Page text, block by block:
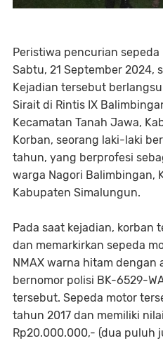
Peristiwa pencurian
Sabtu, 21 September 2024,
Kejadian tersebut
Sirait di Rintis IX
Kecamatan Tanah Jawa,
Korban, seorang laki-laki
tahun, yang berprofesi
warga Nagori Balimbingan,
Kabupaten Simalungun.
Pada saat kejadian, korban
dan memarkirkan sepeda
NMAX warna hitam
bernomor polisi BK-6529-
tersebut. Sepeda motor
tahun 2017 dan memiliki
Rp20.000.000,- (dua puluh